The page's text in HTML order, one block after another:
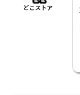
どこストア